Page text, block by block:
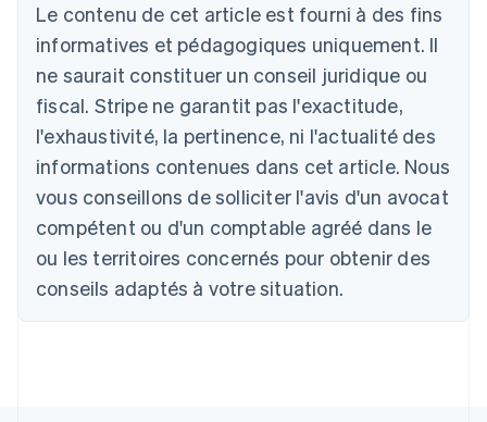
Le contenu de cet article est fourni à des fins
informatives et pédagogiques uniquement. Il
ne saurait constituer un conseil juridique ou
fiscal. Stripe ne garantit pas l'exactitude,
l'exhaustivité, la pertinence, ni l'actualité des
informations contenues dans cet article. Nous
vous conseillons de solliciter l'avis d'un avocat
compétent ou d'un comptable agréé dans le
ou les territoires concernés pour obtenir des
conseils adaptés à votre situation.
DeutschEnglish
English
Autriche
Deutsch English
Belgique
NederlandsFrançaisDeutschEnglish
Brésil
Bulgarie
English
Canada
English Français
Chine continentale